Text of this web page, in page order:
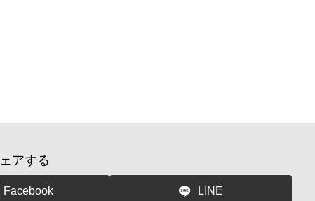
アする
Facebook LINE